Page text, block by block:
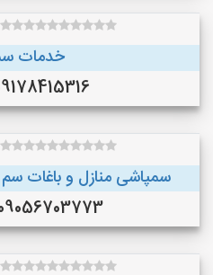
خدمات
09178415316
سمپاشی منازل و باغات
09056703773